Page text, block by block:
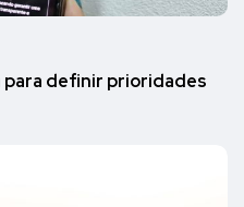
para definir prioridades